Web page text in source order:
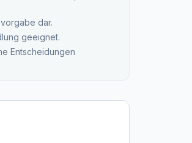
dar.
geeignet.
Entscheidungen